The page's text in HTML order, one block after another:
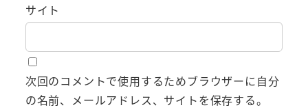
サイト
次回のコメントで使用するためブラウザーに自分
の名前、メールアドレス、サイトを保存する。